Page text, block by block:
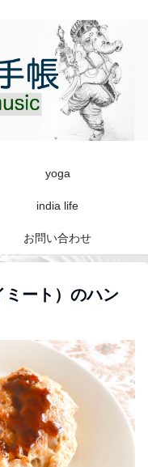
yoga
india life
お問い合わせ
ート）のハン